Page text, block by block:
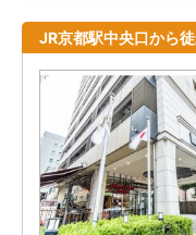
JR京都駅中央口から